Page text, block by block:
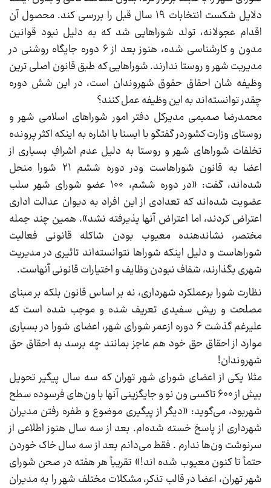
دلایل شکست انتخابات ۱۹ سال قبل را بررسی کند. محصول آن
اقدام عجولانه، تولد شوراهایی شد که به دلیل نبود قوانین
مدون و کارشناسی شده، هنوز بعد از ۶ دوره جایگاه روشنی در
مدیریت شهر و روستا ندارند. شوراهایی که طبق قانون اصلی ترین
وظیفه شان احقاق حقوق شهروندان است، در این شش دوره
چقدر توانسته‌اند به این وظیفه عمل کنند؟
محمدرضا صمیمی مدیرکل دفتر امور شوراهای اسلامی شهر و
روستای وزارت کشوردر گفتگو با ایسنا با اشاره به اینکه اکثر پرونده
تخلفات شوراهای شهر و روستا به دلیل عدم اشرافِ بسیاری از
اعضا به قانون شوراهاست ودر دوره ششم ۲۱ شورا منحل
شده‌اند، گفت: «در دوره ششم، ۱۰۰ عضو شورای شهر سلب
عضویت شده‌اند که تعدادی از این افراد به دیوان عدالت اداری
اعتراض کردند، اما اعتراض آنها پذیرفته نشد». همین چند جمله
مختصر، نشاندهنده معیوب بودن شاکله قانونی فعالیت
شوراهاست و دلیل اینکه شوراها نتوانسته‌اند تاثیری در مدیریت
شهری بگذارند، شفاف نبودن وظایف و اختیارات قانونی آنهاست.
نظارت شورا برعملکرد شهرداری، نه بر اساس قانون بلکه بر مبنای
مصلحت و ریش سفیدی تعریف شده و موجب شده است که
علیرغم گذشت ۶ دوره ازعمر شورای شهر، اعضای شورا در بسیاری
موارد از احقاق حق خود هم عاجز بمانند چه برسد به احقاق حق
شهروندان!
مثلا یکی از اعضای شورای شهر تهران که سه سال پیگیر تحویل
بیش از ۶۰۰ تاکسی ون نو و جایگزینی آنها با ون‌های فرسوده سطح
شهربود، می‌گوید: «دیگر از پیگیری موضوع و طفره رفتن مدیران
شهرداری از پاسخ خسته شده‌ام. بعد از سه سال هنوز اطلاعی از
سرنوشت ون‌ها ندارم . فقط می‌دانم بعد از سه سال خاک خوردن
حتماً تا کنون معیوب شده اند!» تقریباً هر هفته در صحن شورای
شهر تهران، اعضا در قالب تذکر، مشکلات مختلف شهر را به مدیران